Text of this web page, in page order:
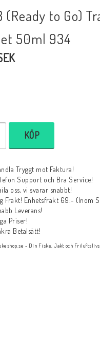
(Ready to Go)
50ml 934
KÖP
Tryggt mot Faktura!
Support och Bra Service!
oss, vi svarar snabbt!
Frakt! Enhetsfrakt 69:- (Inom
Leverans!
Priser!
Betalsätt!
- Din Fiske, Jakt och Friluftslivs